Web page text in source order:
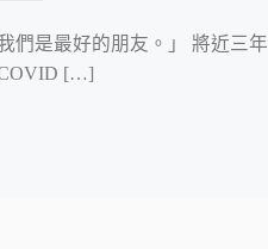
我們是最好的朋友。」 將近三年
[…]